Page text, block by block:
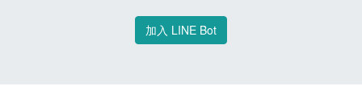
加入 LINE Bot